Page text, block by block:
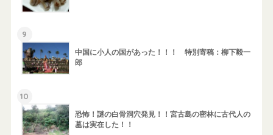
9
中国に小人の国があった！！！ 特別寄稿：柳下毅一
郎
10
恐怖！謎の白骨洞穴発見！！宮古島の密林に古代人の
墓は実在した！！